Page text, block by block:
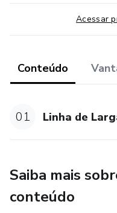
Acessar
Conteúdo
01 Linha de
Saiba mais
conteúdo